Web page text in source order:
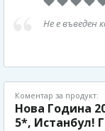
Не е въведен
Коментар за продукт:
Нова Година
5*, Истанбул!